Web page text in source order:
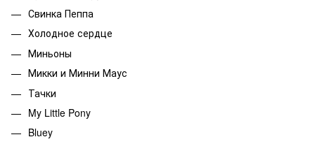
Свинка Пеппа
Холодное сердце
Миньоны
Микки и Минни Маус
Тачки
My Little Pony
Bluey